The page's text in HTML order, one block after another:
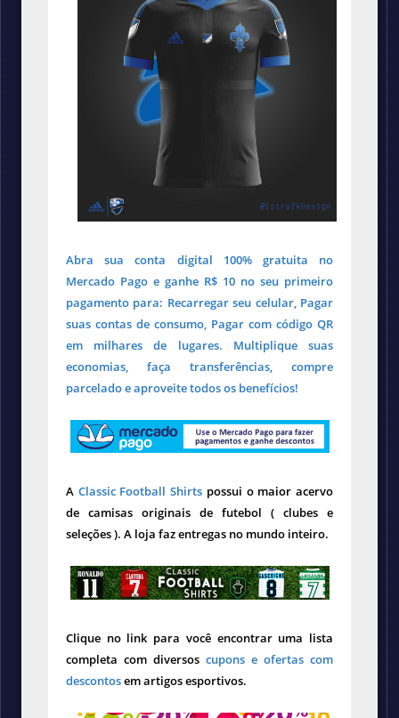
Abra sua conta digital 100% gratuita no
Mercado Pago e ganhe R$ 10 no seu primeiro
pagamento para: Recarregar seu celular, Pagar
suas contas de consumo, Pagar com código QR
em milhares de lugares. Multiplique suas
economias, faça transferências, compre
parcelado e aproveite todos os benefícios!
A Classic Football Shirts possui o maior acervo
de camisas originais de futebol ( clubes e
seleções ). A loja faz entregas no mundo inteiro.
Clique no link para você encontrar uma lista
completa com diversos cupons e ofertas com
descontosem artigos esportivos.